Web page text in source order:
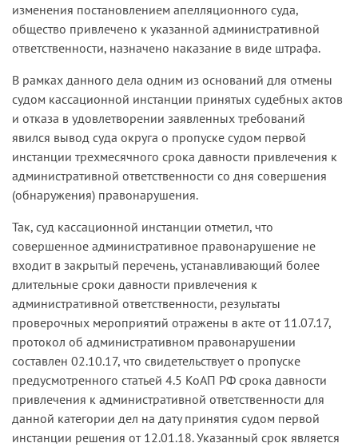
изменения постановлением апелляционного суда,
общество привлечено к указанной административной
ответственности, назначено наказание в виде штрафа.
В рамках данного дела одним из оснований для отмены
судом кассационной инстанции принятых судебных актов
и отказа в удовлетворении заявленных требований
явился вывод суда округа о пропуске судом первой
инстанции трехмесячного срока давности привлечения к
административной ответственности со дня совершения
(обнаружения) правонарушения.
Так, суд кассационной инстанции отметил, что
совершенное административное правонарушение не
входит в закрытый перечень, устанавливающий более
длительные сроки давности привлечения к
административной ответственности, результаты
проверочных мероприятий отражены в акте от 11.07.17,
протокол об административном правонарушении
составлен 02.10.17, что свидетельствует о пропуске
предусмотренного статьей 4.5 КоАП РФ срока давности
привлечения к административной ответственности для
данной категории дел на дату принятия судом первой
инстанции решения от 12.01.18. Указанный срок является